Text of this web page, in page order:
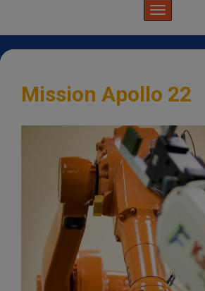
Toggle
navigation
Mission Apollo 22